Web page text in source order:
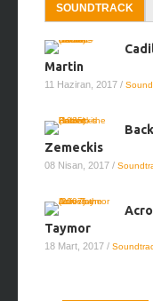
SOUNDTRACK
Martin
11 Haziran, 2017 /
Zemeckis
08 Nisan, 2017 /
Taymor
18 Mart, 2017 /